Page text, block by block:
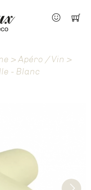
>Apéro / Vin >
- Blanc